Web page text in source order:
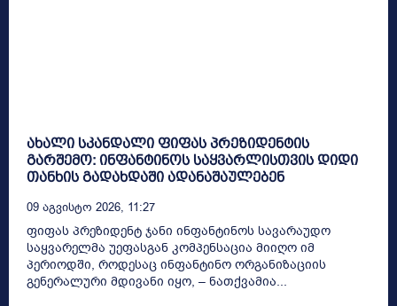
ახალი სკანდალი ფიფას პრეზიდენტის
გარშემო: ინფანტინოს საყვარლისთვის დიდი
თანხის გადახდაში ადანაშაულებენ
09 Აგვისტო 2026, 11:27
ფიფას პრეზიდენტ ჯანი ინფანტინოს სავარაუდო
საყვარელმა უეფასგან კომპენსაცია მიიღო იმ
პერიოდში, როდესაც ინფანტინო ორგანიზაციის
გენერალური მდივანი იყო, – ნათქვამია...